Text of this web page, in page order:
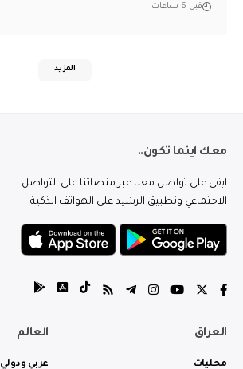
قبل 6 ساعات
المزيد
معك اينما تكون..
ابقى على تواصل معنا عبر منصاتنا على التواصل
الاجتماعي وتطبيق الرشيد على الهواتف الذكية.
العراق
محليات
العالم
عربي ودولي